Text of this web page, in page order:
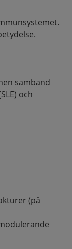
samband
och
(på